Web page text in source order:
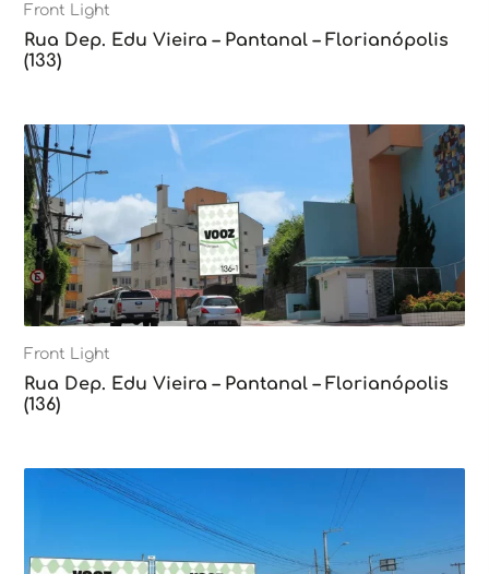
Front Light
Rua Dep. Edu Vieira – Pantanal – Florianópolis
(133)
Front Light
Rua Dep. Edu Vieira – Pantanal – Florianópolis
(136)